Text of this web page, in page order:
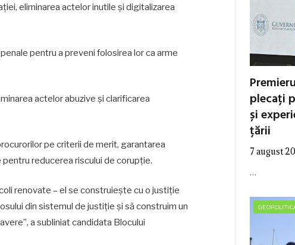
eliminarea actelor inutile și digitalizarea
pentru a preveni folosirea lor ca arme
actelor abuzive și clarificarea
pe criterii de merit, garantarea
reducerea riscului de corupție.
renovate – el se construiește cu o justiție
din sistemul de justiție și să construim un
a subliniat candidata Blocului
plecați
și
țării
7 august
…